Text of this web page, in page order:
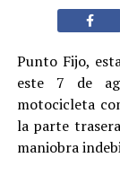
Punto Fijo,
este 7 de
motocicleta
la parte
maniobra